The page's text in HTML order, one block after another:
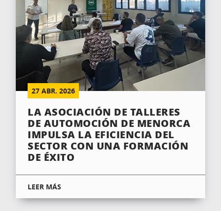
27 ABR. 2026
LA ASOCIACIÓN DE TALLERES
DE AUTOMOCIÓN DE MENORCA
IMPULSA LA EFICIENCIA DEL
SECTOR CON UNA FORMACIÓN
DE ÉXITO
LEER MÁS